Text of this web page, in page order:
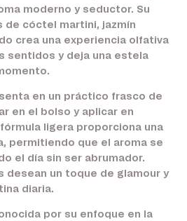
moderno y seductor. Su
de cóctel martini, jazmín
crea una experiencia olfativa
sentidos y deja una estela
en un práctico frasco de
en el bolso y aplicar en
ligera proporciona una
permitiendo que el aroma se
el día sin ser abrumador.
desean un toque de glamour y
diaria.
por su enfoque en la